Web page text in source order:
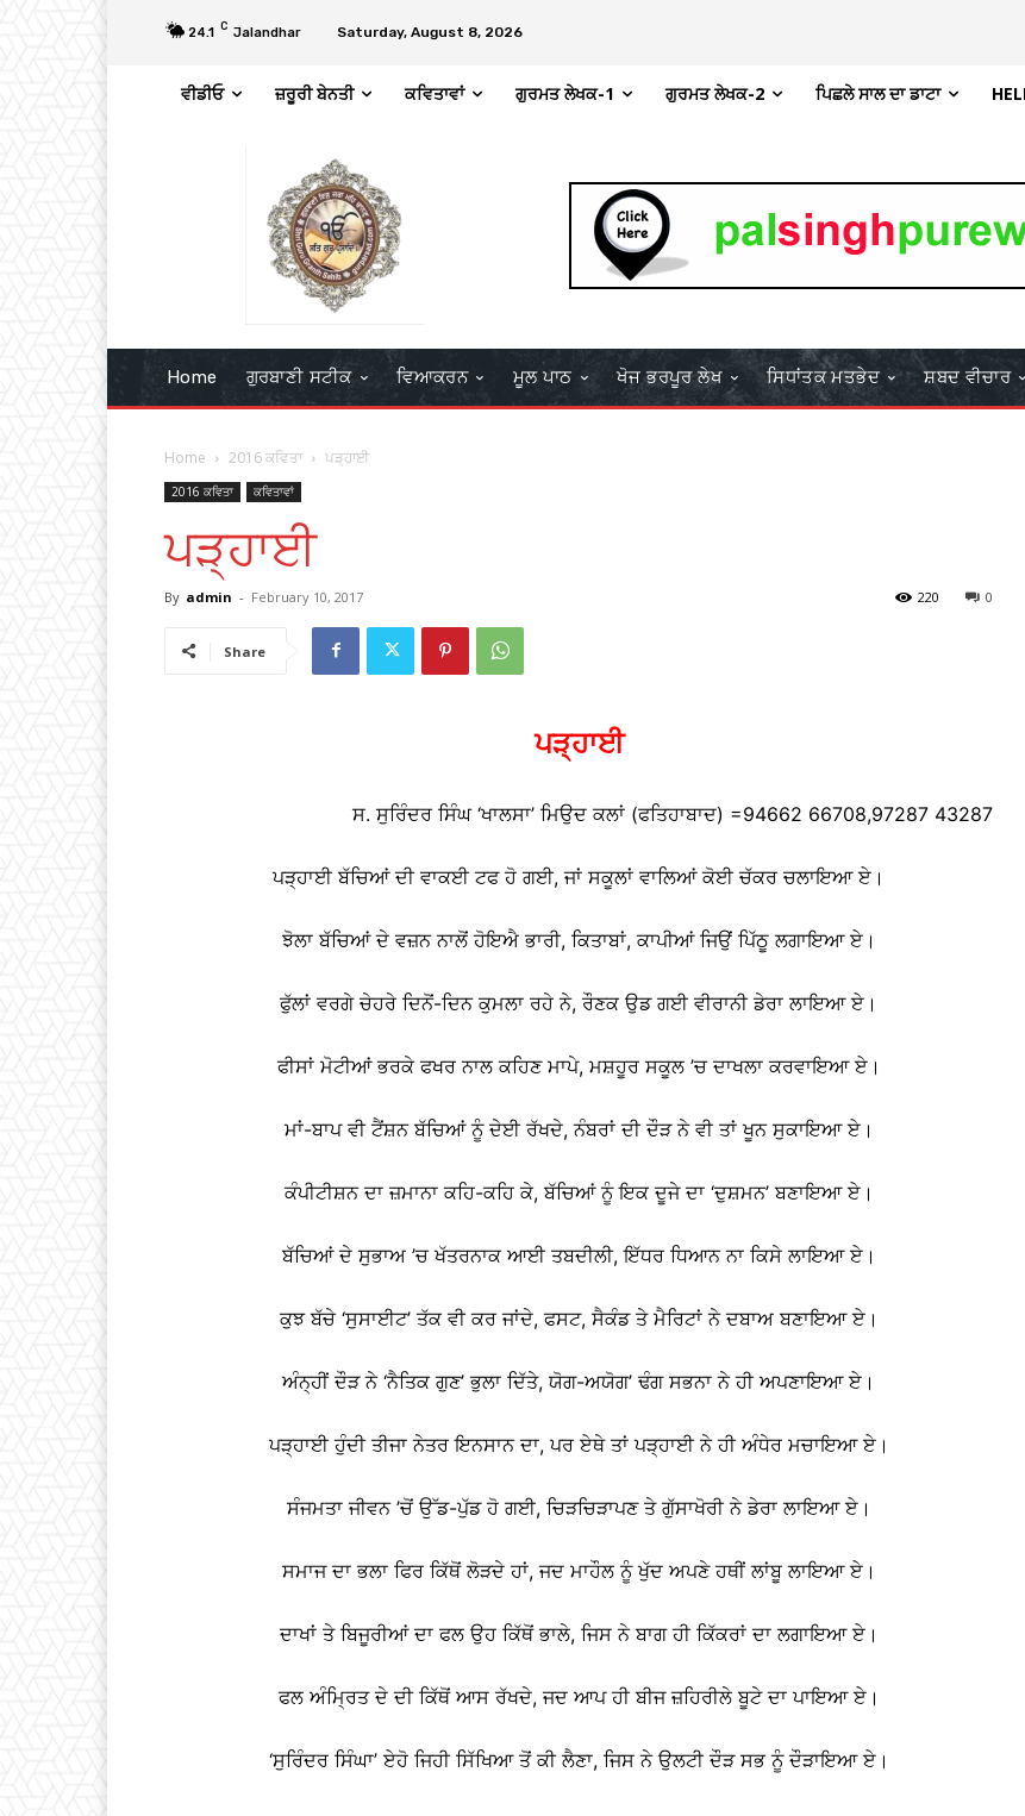
24.1 C Jalandhar Saturday, August 8, 2026
ਵੀਡੀਓ ਜ਼ਰੂਰੀ ਬੇਨਤੀ ਕਵਿਤਾਵਾਂ ਗੁਰਮਤ ਲੇਖਕ-1 ਗੁਰਮਤ ਲੇਖਕ-2 ਪਿਛਲੇ ਸਾਲ ਦਾ ਡਾਟਾ
Home ਗੁਰਬਾਣੀ ਸਟੀਕ ਵਿਆਕਰਨ ਮੂਲ ਪਾਠ ਖੋਜ ਭਰਪੂਰ ਲੇਖ ਸਿਧਾਂਤਕ ਮਤਭੇਦ ਸ਼ਬਦ ਵੀਚਾਰ
Home 2016 ਕਵਿਤਾ ਪੜ੍ਹਾਈ
2016 ਕਵਿਤਾ ਕਵਿਤਾਵਾਂ
ਪੜ੍ਹਾਈ
By admin - February 10, 2017 0
220
Share
ਪੜ੍ਹਾਈ
ਸ. ਸੁਰਿੰਦਰ ਸਿੰਘ ‘ਖਾਲਸਾ’ ਮਿਉਦ ਕਲਾਂ (ਫਤਿਹਾਬਾਦ) =94662 66708,97287 43287
ਪੜ੍ਹਾਈ ਬੱਚਿਆਂ ਦੀ ਵਾਕਈ ਟਫ ਹੋ ਗਈ, ਜਾਂ ਸਕੂਲਾਂ ਵਾਲਿਆਂ ਕੋਈ ਚੱਕਰ ਚਲਾਇਆ ਏ।
ਝੋਲਾ ਬੱਚਿਆਂ ਦੇ ਵਜ਼ਨ ਨਾਲੋਂ ਹੋਇਐ ਭਾਰੀ, ਕਿਤਾਬਾਂ, ਕਾਪੀਆਂ ਜਿਉਂ ਪਿੱਠੂ ਲਗਾਇਆ ਏ।
ਫੁੱਲਾਂ ਵਰਗੇ ਚੇਹਰੇ ਦਿਨੋਂ-ਦਿਨ ਕੁਮਲਾ ਰਹੇ ਨੇ, ਰੌਣਕ ਉਡ ਗਈ ਵੀਰਾਨੀ ਡੇਰਾ ਲਾਇਆ ਏ।
ਫੀਸਾਂ ਮੋਟੀਆਂ ਭਰਕੇ ਫਖਰ ਨਾਲ ਕਹਿਣ ਮਾਪੇ, ਮਸ਼ਹੂਰ ਸਕੂਲ ’ਚ ਦਾਖਲਾ ਕਰਵਾਇਆ ਏ।
ਮਾਂ-ਬਾਪ ਵੀ ਟੈਂਸ਼ਨ ਬੱਚਿਆਂ ਨੂੰ ਦੇਈ ਰੱਖਦੇ, ਨੰਬਰਾਂ ਦੀ ਦੌੜ ਨੇ ਵੀ ਤਾਂ ਖੂਨ ਸੁਕਾਇਆ ਏ।
ਕੰਪੀਟੀਸ਼ਨ ਦਾ ਜ਼ਮਾਨਾ ਕਹਿ-ਕਹਿ ਕੇ, ਬੱਚਿਆਂ ਨੂੰ ਇਕ ਦੂਜੇ ਦਾ ‘ਦੁਸ਼ਮਨ’ ਬਣਾਇਆ ਏ।
ਬੱਚਿਆਂ ਦੇ ਸੁਭਾਅ ’ਚ ਖੱਤਰਨਾਕ ਆਈ ਤਬਦੀਲੀ, ਇੱਧਰ ਧਿਆਨ ਨਾ ਕਿਸੇ ਲਾਇਆ ਏ।
ਕੁਝ ਬੱਚੇ ‘ਸੁਸਾਈਟ’ ਤੱਕ ਵੀ ਕਰ ਜਾਂਦੇ, ਫਸਟ, ਸੈਕੰਡ ਤੇ ਮੈਰਿਟਾਂ ਨੇ ਦਬਾਅ ਬਣਾਇਆ ਏ।
ਅੰਨ੍ਹੀਂ ਦੌੜ ਨੇ ‘ਨੈਤਿਕ ਗੁਣ’ ਭੁਲਾ ਦਿੱਤੇ, ਯੋਗ-ਅਯੋਗ’ ਢੰਗ ਸਭਨਾ ਨੇ ਹੀ ਅਪਣਾਇਆ ਏ।
ਪੜ੍ਹਾਈ ਹੁੰਦੀ ਤੀਜਾ ਨੇਤਰ ਇਨਸਾਨ ਦਾ, ਪਰ ਏਥੇ ਤਾਂ ਪੜ੍ਹਾਈ ਨੇ ਹੀ ਅੰਧੇਰ ਮਚਾਇਆ ਏ।
ਸੰਜਮਤਾ ਜੀਵਨ ’ਚੋਂ ਉੱਡ-ਪੁੱਡ ਹੋ ਗਈ, ਚਿੜਚਿੜਾਪਣ ਤੇ ਗੁੱਸਾਖੋਰੀ ਨੇ ਡੇਰਾ ਲਾਇਆ ਏ।
ਸਮਾਜ ਦਾ ਭਲਾ ਫਿਰ ਕਿੱਥੋਂ ਲੋੜਦੇ ਹਾਂ, ਜਦ ਮਾਹੌਲ ਨੂੰ ਖੁੱਦ ਅਪਣੇ ਹਥੀਂ ਲਾਂਬੂ ਲਾਇਆ ਏ।
ਦਾਖਾਂ ਤੇ ਬਿਜੂਰੀਆਂ ਦਾ ਫਲ ਉਹ ਕਿੱਥੋਂ ਭਾਲੇ, ਜਿਸ ਨੇ ਬਾਗ ਹੀ ਕਿੱਕਰਾਂ ਦਾ ਲਗਾਇਆ ਏ।
ਫਲ ਅੰਮ੍ਰਿਤ ਦੇ ਦੀ ਕਿੱਥੋਂ ਆਸ ਰੱਖਦੇ, ਜਦ ਆਪ ਹੀ ਬੀਜ ਜ਼ਹਿਰੀਲੇ ਬੂਟੇ ਦਾ ਪਾਇਆ ਏ।
‘ਸੁਰਿੰਦਰ ਸਿੰਘਾ’ ਏਹੋ ਜਿਹੀ ਸਿੱਖਿਆ ਤੋਂ ਕੀ ਲੈਣਾ, ਜਿਸ ਨੇ ਉਲਟੀ ਦੌੜ ਸਭ ਨੂੰ ਦੌੜਾਇਆ ਏ।